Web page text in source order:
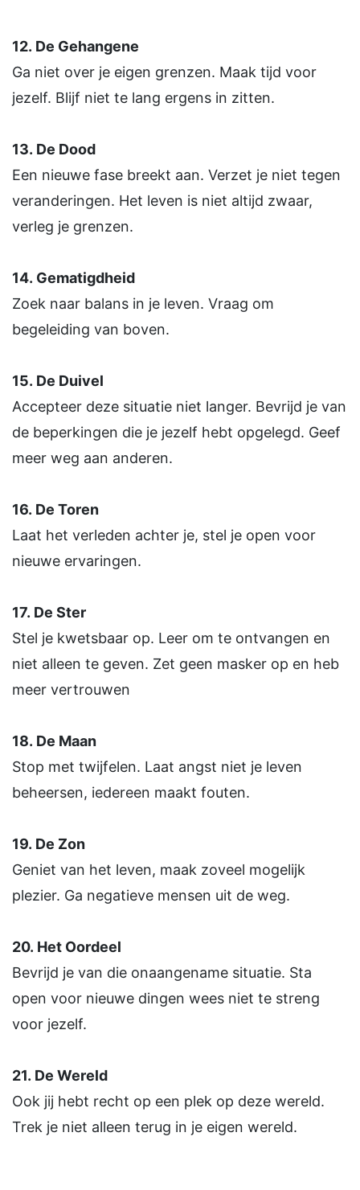
12. De Gehangene
Ga niet over je eigen grenzen. Maak tijd voor
jezelf. Blijf niet te lang ergens in zitten.
13. De Dood
Een nieuwe fase breekt aan. Verzet je niet tegen
veranderingen. Het leven is niet altijd zwaar,
verleg je grenzen.
14. Gematigdheid
Zoek naar balans in je leven. Vraag om
begeleiding van boven.
15. De Duivel
Accepteer deze situatie niet langer. Bevrijd je van
de beperkingen die je jezelf hebt opgelegd. Geef
meer weg aan anderen.
16. De Toren
Laat het verleden achter je, stel je open voor
nieuwe ervaringen.
17. De Ster
Stel je kwetsbaar op. Leer om te ontvangen en
niet alleen te geven. Zet geen masker op en heb
meer vertrouwen
18. De Maan
Stop met twijfelen. Laat angst niet je leven
beheersen, iedereen maakt fouten.
19. De Zon
Geniet van het leven, maak zoveel mogelijk
plezier. Ga negatieve mensen uit de weg.
20. Het Oordeel
Bevrijd je van die onaangename situatie. Sta
open voor nieuwe dingen wees niet te streng
voor jezelf.
21. De Wereld
Ook jij hebt recht op een plek op deze wereld.
Trek je niet alleen terug in je eigen wereld.